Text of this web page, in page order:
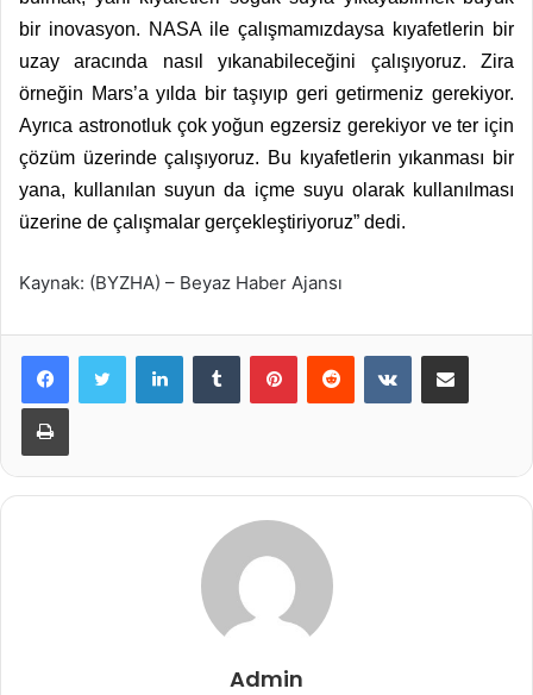
bir inovasyon. NASA ile çalışmamızdaysa kıyafetlerin bir
uzay aracında nasıl yıkanabileceğini çalışıyoruz. Zira
örneğin Mars’a yılda bir taşıyıp geri getirmeniz gerekiyor.
Ayrıca astronotluk çok yoğun egzersiz gerekiyor ve ter için
çözüm üzerinde çalışıyoruz. Bu kıyafetlerin yıkanması bir
yana, kullanılan suyun da içme suyu olarak kullanılması
üzerine de çalışmalar gerçekleştiriyoruz” dedi.
Kaynak: (BYZHA) – Beyaz Haber Ajansı
LinkedInTumblr PinterestReddit VKontakteE-Posta ile paylaş
Yazdır
Admin